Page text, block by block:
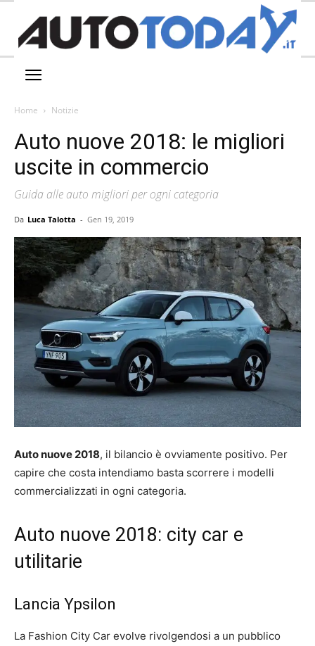
Home Notizie
Auto nuove 2018: le migliori
uscite in commercio
Guida alle auto migliori per ogni categoria
Da Luca Talotta - Gen 19, 2019
Auto nuove 2018, il bilancio è ovviamente positivo. Per
capire che costa intendiamo basta scorrere i modelli
commercializzati in ogni categoria.
Auto nuove 2018: city car e
utilitarie
Lancia Ypsilon
La Fashion City Car evolve rivolgendosi a un pubblico